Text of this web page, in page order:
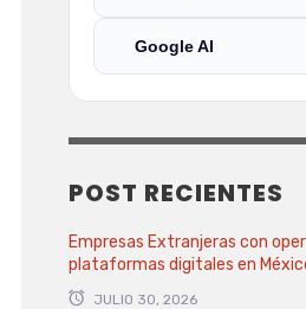
Google AI
POST RECIENTES
Empresas Extranjeras con
plataformas digitales en
JULIO 30, 2026